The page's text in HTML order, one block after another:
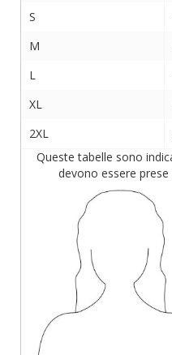
S
M
L
XL
2XL
Queste tabelle sono
devono essere